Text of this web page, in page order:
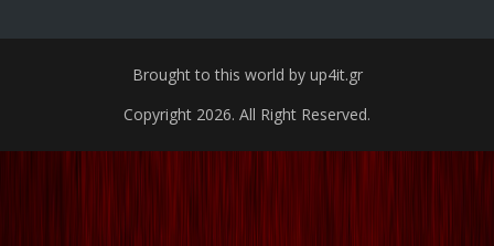
Brought to this world by up4it.gr
Copyright 2026. All Right Reserved.